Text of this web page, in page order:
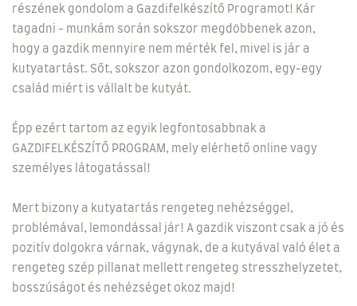
részének gondolom a Gazdifelkészítő Programot! Kár
tagadni - munkám során sokszor megdöbbenek azon,
hogy a gazdik mennyire nem mérték fel, mivel is jár a
kutyatartást. Sőt, sokszor azon gondolkozom, egy-egy
család miért is vállalt be kutyát.
Épp ezért tartom az egyik legfontosabbnak a
GAZDIFELKÉSZÍTŐ PROGRAM, mely elérhető online vagy
személyes látogatással!
Mert bizony a kutyatartás rengeteg nehézséggel,
problémával, lemondással jár! A gazdik viszont csak a jó és
pozitív dolgokra várnak, vágynak, de a kutyával való élet a
rengeteg szép pillanat mellett rengeteg stresszhelyzetet,
bosszúságot és nehézséget okoz majd!